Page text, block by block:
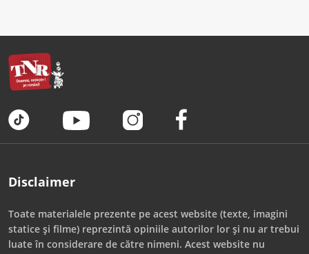
Disclaimer
Toate materialele prezente pe acest website (texte, imagini
statice și filme) reprezintă opiniile autorilor lor și nu ar trebui
luate în considerare de către nimeni. Acest website nu